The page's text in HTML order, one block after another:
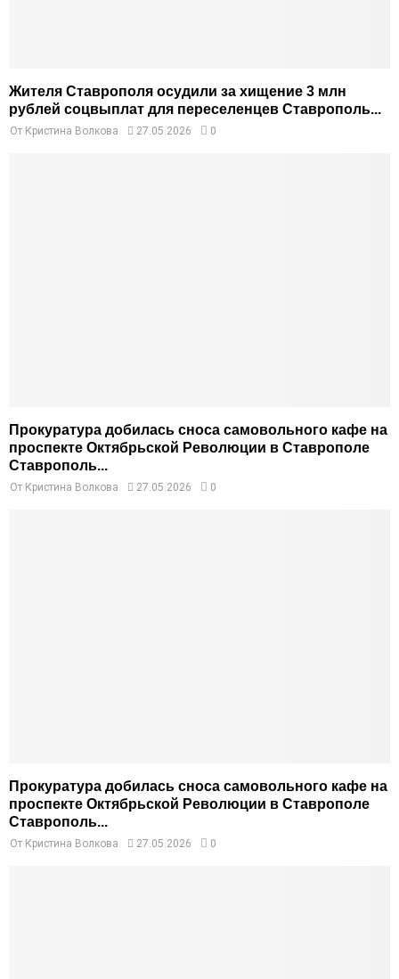
Жителя Ставрополя осудили за хищение 3 млн
рублей соцвыплат для переселенцев Ставрополь...
От Кристина Волкова 27.05.2026 0
Прокуратура добилась сноса самовольного кафе на
проспекте Октябрьской Революции в Ставрополе
Ставрополь...
От Кристина Волкова 27.05.2026 0
Прокуратура добилась сноса самовольного кафе на
проспекте Октябрьской Революции в Ставрополе
Ставрополь...
От Кристина Волкова 27.05.2026 0